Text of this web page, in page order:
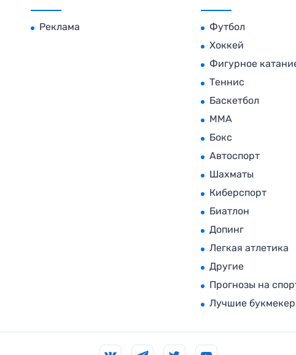
Реклама
Футбол
Хоккей
Фигурное
Теннис
Баскетбол
MMA
Бокс
Автоспорт
Шахматы
Киберспорт
Биатлон
Допинг
Легкая атлетика
Другие
Прогнозы на
Лучшие